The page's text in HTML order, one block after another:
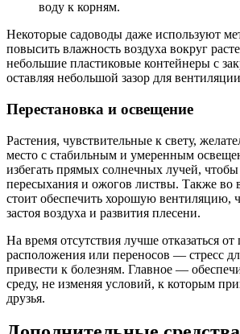
воду к корням.
Некоторые садоводы даже используют
повысить влажность воздуха вокруг
небольшие пластиковые контейнеры с
оставляя небольшой зазор для
Перестановка и освещение
Растения, чувствительные к свету,
место с стабильным и умеренным
избегать прямых солнечных лучей,
пересыхания и ожогов листвы. Также во
стоит обеспечить хорошую вентиляцию,
застоя воздуха и развития плесени.
На время отсутствия лучше отказаться
расположения или переносов — стресс
привести к болезням. Главное —
среду, не изменяя условий, к которым
друзья.